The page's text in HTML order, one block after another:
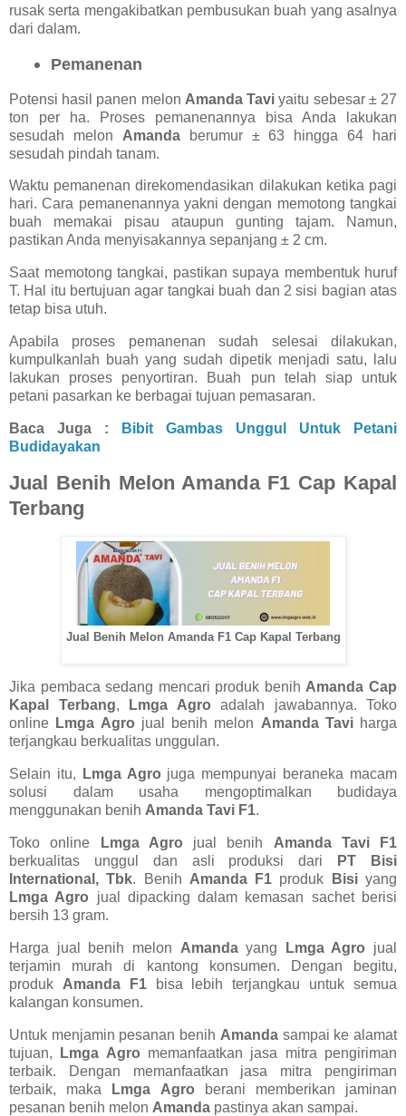
rusak serta mengakibatkan pembusukan buah yang asalnya
dari dalam.
Pemanenan
Potensi hasil panen melon Amanda Tavi yaitu sebesar ± 27
ton per ha. Proses pemanenannya bisa Anda lakukan
sesudah melon Amandaberumur ± 63 hingga 64 hari
sesudah pindah tanam.
Waktu pemanenan direkomendasikan dilakukan ketika pagi
hari. Cara pemanenannya yakni dengan memotong tangkai
buah memakai pisau ataupun gunting tajam. Namun,
pastikan Anda menyisakannya sepanjang ± 2 cm.
Saat memotong tangkai, pastikan supaya membentuk huruf
T. Hal itu bertujuan agar tangkai buah dan 2 sisi bagian atas
tetap bisa utuh.
Apabila proses pemanenan sudah selesai dilakukan,
kumpulkanlah buah yang sudah dipetik menjadi satu, lalu
lakukan proses penyortiran. Buah pun telah siap untuk
petani pasarkan ke berbagai tujuan pemasaran.
Baca Juga :
Bibit Gambas Unggul Untuk Petani
Budidayakan
Jual Benih Melon Amanda F1 Cap Kapal
Terbang
Jual Benih Melon Amanda F1 Cap Kapal Terbang
Jika pembaca sedang mencari produk benihAmanda Cap
Kapal Terbang, Lmga Agro adalah jawabannya. Toko
online Lmga Agro jual benih melon Amanda Tavi harga
terjangkau berkualitas unggulan.
Selain itu, Lmga Agro juga mempunyai beraneka macam
solusi dalam usaha mengoptimalkan budidaya
menggunakan benih Amanda Tavi F1.
Toko online Lmga Agro jual benih Amanda Tavi F1
berkualitas unggul dan asli produksi dari
PT Bisi
International, Tbk. Benih Amanda F1 produk Bisiyang
Lmga Agro jual dipacking dalam kemasan sachet berisi
bersih 13 gram.
Harga jual benih melon Amandayang Lmga Agro jual
terjamin murah di kantong konsumen. Dengan begitu,
produk Amanda F1bisa lebih terjangkau untuk semua
kalangan konsumen.
Untuk menjamin pesanan benih Amandasampai ke alamat
tujuan,
Lmga Agro memanfaatkan jasa mitra pengiriman
terbaik. Dengan memanfaatkan jasa mitra pengiriman
terbaik, maka
Lmga Agro berani memberikan jaminan
pesanan benih melon Amanda pastinya akan sampai.